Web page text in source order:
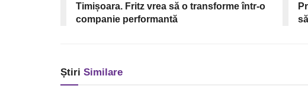
Timișoara. Fritz vrea să o transforme într-o
companie performantă
Știri Similare